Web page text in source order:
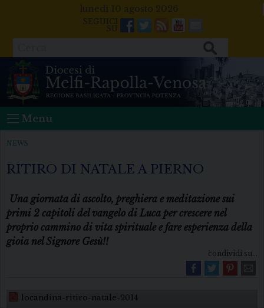
lunedì 10 agosto 2026
Facebook
Twitter
FeedsYoutube
Mail
Menu
NEWS
RITIRO DI NATALE A PIERNO
Una giornata di ascolto, preghiera e meditazione sui
primi 2 capitoli del vangelo di Luca per crescere nel
proprio cammino di vita spirituale e fare esperienza della
gioia nel Signore Gesù!!
condividi su...
locandina-ritiro-natale-2014